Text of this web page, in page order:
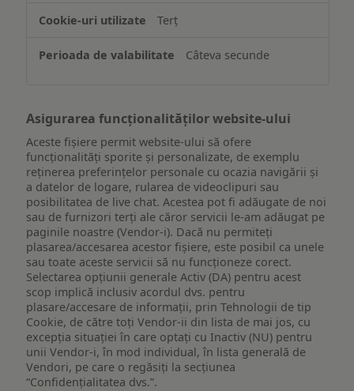
pe
dispozitiv
Terț
Câteva secunde
Asigurarea funcționalităților website-ului
Aceste fișiere permit website-ului să ofere
funcționalități sporite și personalizate, de exemplu
reţinerea preferinţelor personale cu ocazia navigării și
a datelor de logare, rularea de videoclipuri sau
posibilitatea de live chat. Acestea pot fi adăugate de noi
sau de furnizori terți ale căror servicii le-am adăugat pe
paginile noastre (Vendor-i). Dacă nu permiteți
plasarea/accesarea acestor fișiere, este posibil ca unele
sau toate aceste servicii să nu funcționeze corect.
Selectarea opțiunii generale Activ (DA) pentru acest
scop implică inclusiv acordul dvs. pentru
plasare/accesare de informații, prin Tehnologii de tip
Cookie, de către toți Vendor-ii din lista de mai jos, cu
excepția situației în care optați cu Inactiv (NU) pentru
unii Vendor-i, în mod individual, în lista generală de
Vendori, pe care o regăsiți la secțiunea
“Confidențialitatea dvs.”.